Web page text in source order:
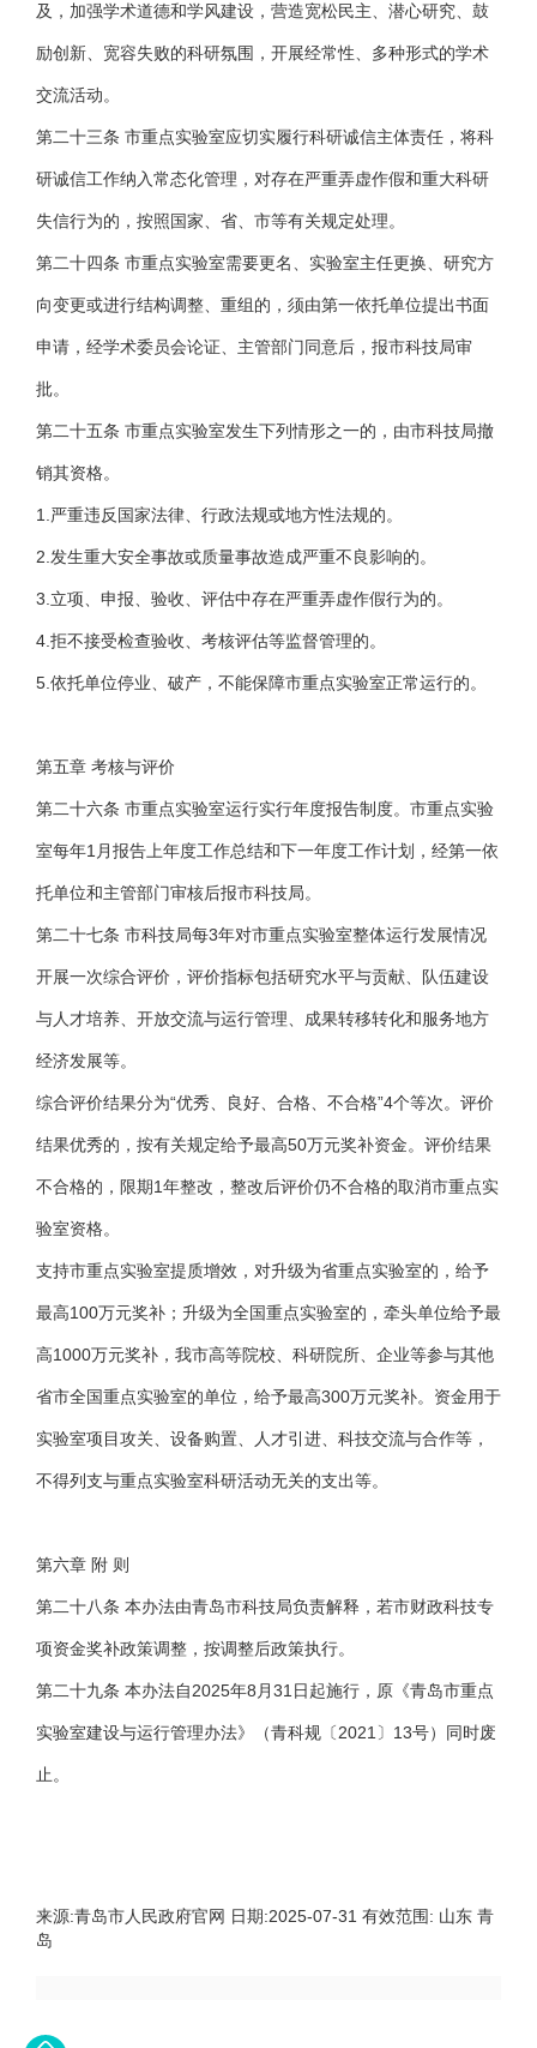
及，加强学术道德和学风建设，营造宽松民主、潜心研究、鼓
励创新、宽容失败的科研氛围，开展经常性、多种形式的学术
交流活动。
第二十三条 市重点实验室应切实履行科研诚信主体责任，将科
研诚信工作纳入常态化管理，对存在严重弄虚作假和重大科研
失信行为的，按照国家、省、市等有关规定处理。
第二十四条 市重点实验室需要更名、实验室主任更换、研究方
向变更或进行结构调整、重组的，须由第一依托单位提出书面
申请，经学术委员会论证、主管部门同意后，报市科技局审
批。
第二十五条 市重点实验室发生下列情形之一的，由市科技局撤
销其资格。
1.严重违反国家法律、行政法规或地方性法规的。
2.发生重大安全事故或质量事故造成严重不良影响的。
3.立项、申报、验收、评估中存在严重弄虚作假行为的。
4.拒不接受检查验收、考核评估等监督管理的。
5.依托单位停业、破产，不能保障市重点实验室正常运行的。
第五章 考核与评价
第二十六条 市重点实验室运行实行年度报告制度。市重点实验
室每年1月报告上年度工作总结和下一年度工作计划，经第一依
托单位和主管部门审核后报市科技局。
第二十七条 市科技局每3年对市重点实验室整体运行发展情况
开展一次综合评价，评价指标包括研究水平与贡献、队伍建设
与人才培养、开放交流与运行管理、成果转移转化和服务地方
经济发展等。
综合评价结果分为“优秀、良好、合格、不合格”4个等次。评价
结果优秀的，按有关规定给予最高50万元奖补资金。评价结果
不合格的，限期1年整改，整改后评价仍不合格的取消市重点实
验室资格。
支持市重点实验室提质增效，对升级为省重点实验室的，给予
最高100万元奖补；升级为全国重点实验室的，牵头单位给予最
高1000万元奖补，我市高等院校、科研院所、企业等参与其他
省市全国重点实验室的单位，给予最高300万元奖补。资金用于
实验室项目攻关、设备购置、人才引进、科技交流与合作等，
不得列支与重点实验室科研活动无关的支出等。
第六章 附 则
第二十八条 本办法由青岛市科技局负责解释，若市财政科技专
项资金奖补政策调整，按调整后政策执行。
第二十九条 本办法自2025年8月31日起施行，原《青岛市重点
实验室建设与运行管理办法》（青科规〔2021〕13号）同时废
止。
来源:青岛市人民政府官网 日期:2025-07-31 有效范围: 山东 青
岛